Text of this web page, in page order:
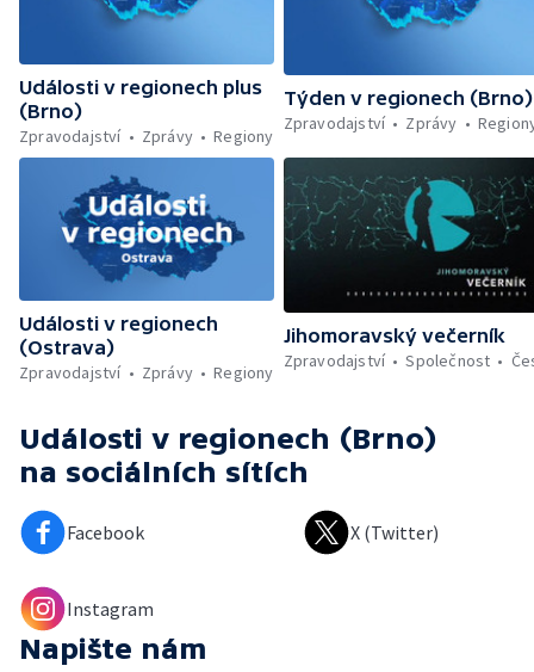
Události v regionech plus
(Brno)
Zpravodajství
Zprávy Regiony
Týden v regionech (Brno)
Zpravodajství
Zprávy
Události v regionech
(Ostrava)
Zpravodajství
Zprávy Regiony
Jihomoravský večerník
Zpravodajství
Společnost
Události v regionech (Brno)
na sociálních sítích
Facebook X (Twitter)
Instagram
Napište nám